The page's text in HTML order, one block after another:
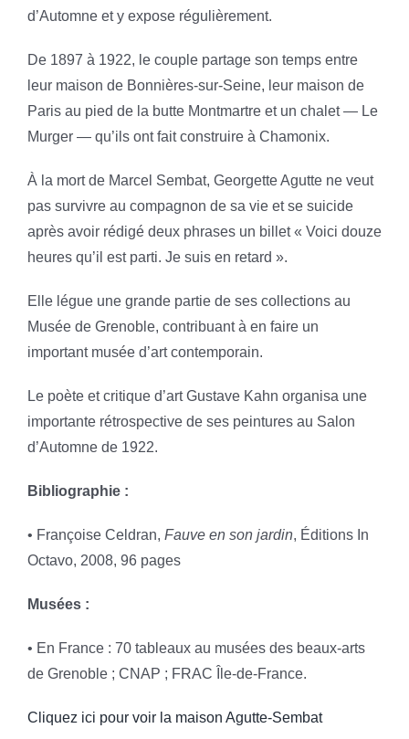
d’Automne et y expose régulièrement.
De 1897 à 1922, le couple partage son temps entre
leur maison de Bonnières-sur-Seine, leur maison de
Paris au pied de la butte Montmartre et un chalet — Le
Murger — qu’ils ont fait construire à Chamonix.
À la mort de Marcel Sembat, Georgette Agutte ne veut
pas survivre au compagnon de sa vie et se suicide
après avoir rédigé deux phrases un billet « Voici douze
heures qu’il est parti. Je suis en retard ».
Elle légue une grande partie de ses collections au
Musée de Grenoble, contribuant à en faire un
important musée d’art contemporain.
Le poète et critique d’art Gustave Kahn organisa une
importante rétrospective de ses peintures au Salon
d’Automne de 1922.
Bibliographie :
• Françoise Celdran, Fauve en son jardin, Éditions In
Octavo, 2008, 96 pages
Musées :
• En France : 70 tableaux au musées des beaux-arts
de Grenoble ; CNAP ; FRAC Île-de-France.
Cliquez ici pour voir la maison Agutte-Sembat